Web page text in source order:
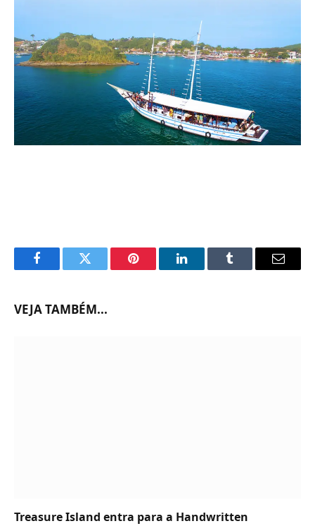
FacebookTwitter Pinterest LinkedInTumblr Email
VEJA TAMBÉM...
Treasure Island entra para a Handwritten